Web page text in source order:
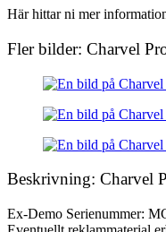
Här hittar ni mer
Fler bilder: Charvel
Beskrivning: Charvel
Ex-Demo Serienummer: